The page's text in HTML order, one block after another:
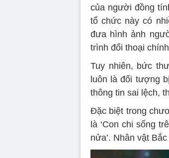
của người đồng
tổ chức này có
đưa hình ảnh
trình đối thoại
Tuy nhiên, bức
luôn là đối tượng
thông tin sai lệch,
Đặc biệt trong
là ‘Con chi sống
nửa’. Nhân vật